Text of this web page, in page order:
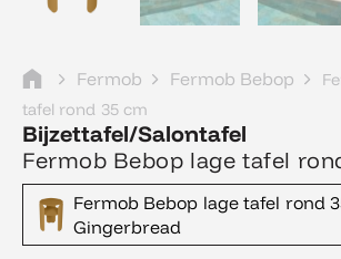
Fermob Fermob Bebop
tafel rond 35 cm
Bijzettafel/Salontafel
Fermob Bebop lage tafel
Fermob Bebop lage tafel rond
Gingerbread